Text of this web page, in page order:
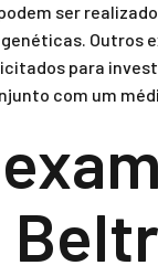
ser
Outros
para
com um